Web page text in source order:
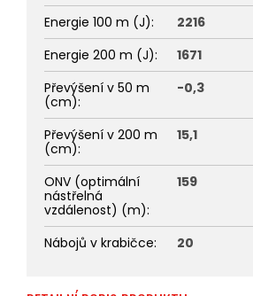
Energie 100 m (J):
2216
Energie 200 m (J):
1671
Převýšení v 50 m
(cm):
-0,3
Převýšení v 200 m
(cm):
15,1
ONV (optimální
nástřelná
vzdálenost) (m):
159
Nábojů v krabičce: 20